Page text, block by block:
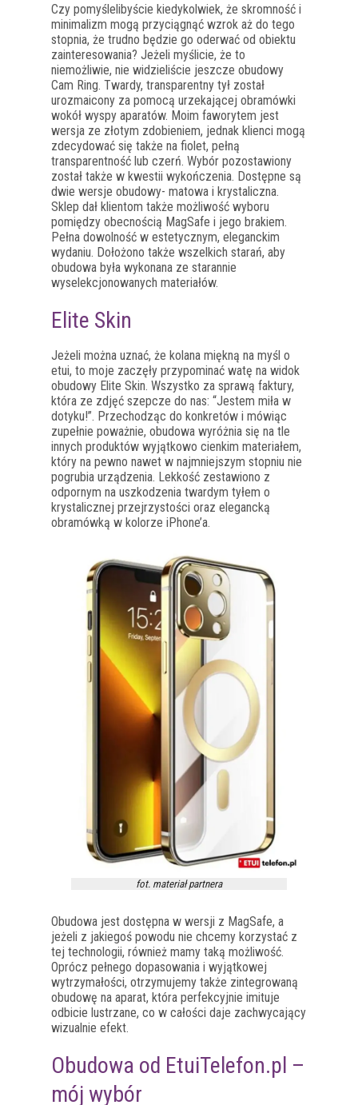
Czy pomyślelibyście kiedykolwiek, że skromność i
minimalizm mogą przyciągnąć wzrok aż do tego
stopnia, że trudno będzie go oderwać od obiektu
zainteresowania? Jeżeli myślicie, że to
niemożliwie, nie widzieliście jeszcze obudowy
Cam Ring. Twardy, transparentny tył został
urozmaicony za pomocą urzekającej obramówki
wokół wyspy aparatów. Moim faworytem jest
wersja ze złotym zdobieniem, jednak klienci mogą
zdecydować się także na fiolet, pełną
transparentność lub czerń. Wybór pozostawiony
został także w kwestii wykończenia. Dostępne są
dwie wersje obudowy- matowa i krystaliczna.
Sklep dał klientom także możliwość wyboru
pomiędzy obecnością MagSafe i jego brakiem.
Pełna dowolność w estetycznym, eleganckim
wydaniu. Dołożono także wszelkich starań, aby
obudowa była wykonana ze starannie
wyselekcjonowanych materiałów.
Elite Skin
Jeżeli można uznać, że kolana miękną na myśl o
etui, to moje zaczęły przypominać watę na widok
obudowy Elite Skin. Wszystko za sprawą faktury,
która ze zdjęć szepcze do nas: “Jestem miła w
dotyku!”. Przechodząc do konkretów i mówiąc
zupełnie poważnie, obudowa wyróżnia się na tle
innych produktów wyjątkowo cienkim materiałem,
który na pewno nawet w najmniejszym stopniu nie
pogrubia urządzenia. Lekkość zestawiono z
odpornym na uszkodzenia twardym tyłem o
krystalicznej przejrzystości oraz elegancką
obramówką w kolorze iPhone’a.
fot. materiał partnera
Obudowa jest dostępna w wersji z MagSafe, a
jeżeli z jakiegoś powodu nie chcemy korzystać z
tej technologii, również mamy taką możliwość.
Oprócz pełnego dopasowania i wyjątkowej
wytrzymałości, otrzymujemy także zintegrowaną
obudowę na aparat, która perfekcyjnie imituje
odbicie lustrzane, co w całości daje zachwycający
wizualnie efekt.
Obudowa od EtuiTelefon.pl –
mój wybór